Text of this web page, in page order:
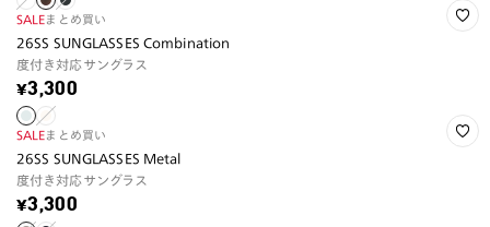
SALEまとめ買い
26SS SUNGLASSES Combination
度付き対応サングラス
¥3,300
SALEまとめ買い
26SS SUNGLASSES Metal
度付き対応サングラス
¥3,300